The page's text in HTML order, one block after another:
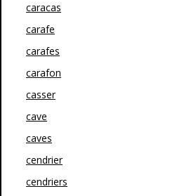
caracas
carafe
carafes
carafon
casser
cave
caves
cendrier
cendriers